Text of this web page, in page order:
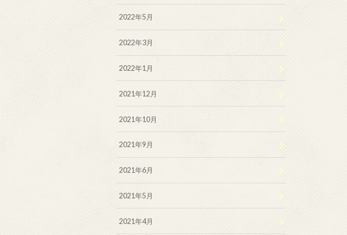
2022年5月
2022年3月
2022年1月
2021年12月
2021年10月
2021年9月
2021年6月
2021年5月
2021年4月